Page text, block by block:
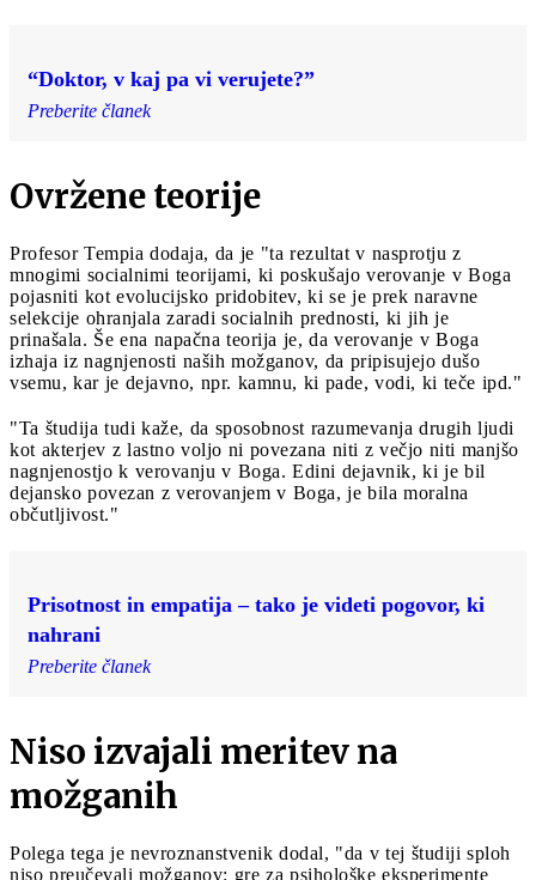
“Doktor, v kaj pa vi verujete?”
Preberite članek
Ovržene teorije
Profesor Tempia dodaja, da je "ta rezultat v nasprotju z
mnogimi socialnimi teorijami, ki poskušajo verovanje v Boga
pojasniti kot evolucijsko pridobitev, ki se je prek naravne
selekcije ohranjala zaradi socialnih prednosti, ki jih je
prinašala. Še ena napačna teorija je, da verovanje v Boga
izhaja iz nagnjenosti naših možganov, da pripisujejo dušo
vsemu, kar je dejavno, npr. kamnu, ki pade, vodi, ki teče ipd."
"Ta študija tudi kaže, da sposobnost razumevanja drugih ljudi
kot akterjev z lastno voljo ni povezana niti z večjo niti manjšo
nagnjenostjo k verovanju v Boga. Edini dejavnik, ki je bil
dejansko povezan z verovanjem v Boga, je bila moralna
občutljivost."
Prisotnost in empatija – tako je videti pogovor, ki
nahrani
Preberite članek
Niso izvajali meritev na
možganih
Polega tega je nevroznanstvenik dodal, "da v tej študiji sploh
niso preučevali možganov: gre za psihološke eksperimente